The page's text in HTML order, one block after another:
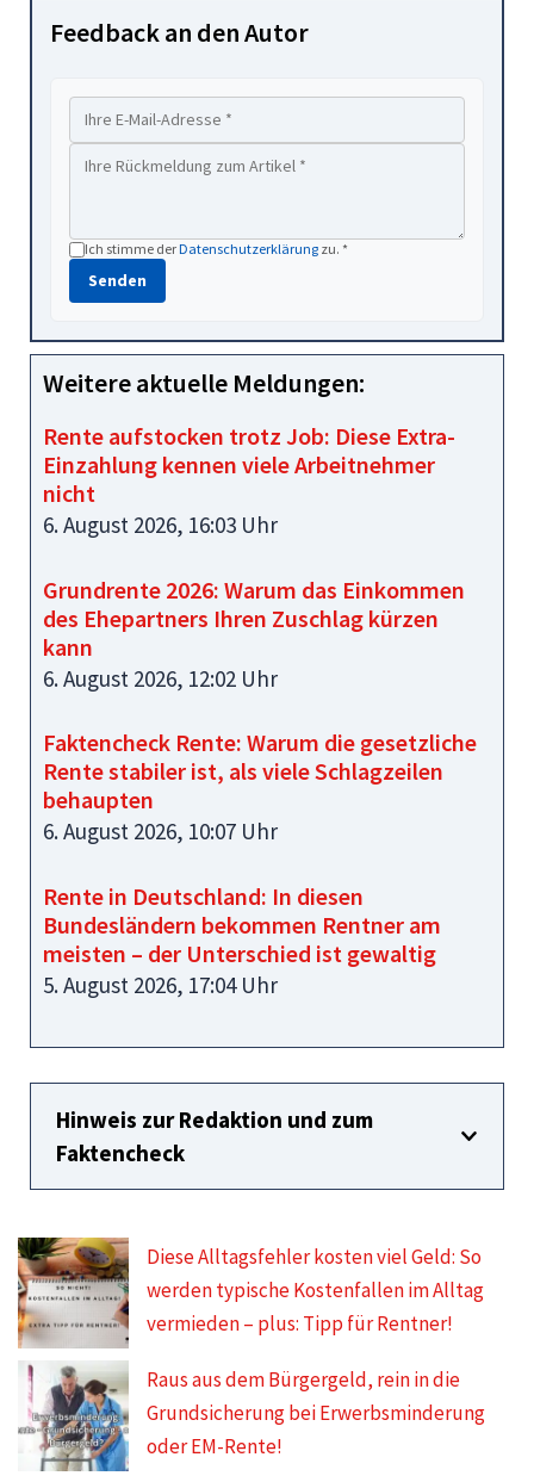
Feedback an den Autor
Ich stimme derDatenschutzerklärung zu. *
Senden
Weitere aktuelle Meldungen:
Rente aufstocken trotz Job: Diese Extra-
Einzahlung kennen viele Arbeitnehmer
nicht
6. August 2026, 16:03 Uhr
Grundrente 2026: Warum das Einkommen
des Ehepartners Ihren Zuschlag kürzen
kann
6. August 2026, 12:02 Uhr
Faktencheck Rente: Warum die gesetzliche
Rente stabiler ist, als viele Schlagzeilen
behaupten
6. August 2026, 10:07 Uhr
Rente in Deutschland: In diesen
Bundesländern bekommen Rentner am
meisten – der Unterschied ist gewaltig
5. August 2026, 17:04 Uhr
Hinweis zur Redaktion und zum
Faktencheck
Diese Alltagsfehler kosten viel Geld: So
werden typische Kostenfallen im Alltag
vermieden – plus: Tipp für Rentner!
Raus aus dem Bürgergeld, rein in die
Grundsicherung bei Erwerbsminderung
oder EM-Rente!